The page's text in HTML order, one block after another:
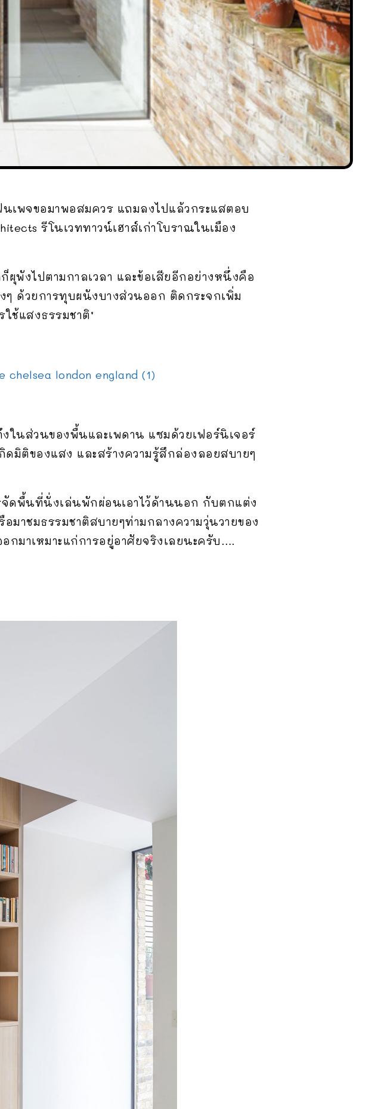
เพจขอมาพอสมควร แถมลงไปแล้วกระแสตอบ
รีโนเวททาวน์เฮาส์เก่าโบราณในเมือง
พังไปตามกาลเวลา และข้อเสียอีกอย่างหนึ่งคือ
ด้วยการทุบผนังบางส่วนออก ติดกระจกเพิ่ม
ช้แสงธรรมชาติ’
นส่วนของพื้นและเพดาน แซมด้วยเฟอร์นิเจอร์
มิติของแสง และสร้างความรู้สึกล่องลอยสบายๆ
ดพื้นที่นั่งเล่นพักผ่อนเอาไว้ด้านนอก กับตกแต่ง
าชมธรรมชาติสบายๆท่ามกลางความวุ่นวายของ
มาเหมาะแก่การอยู่อาศัยจริงเลยนะครับ….